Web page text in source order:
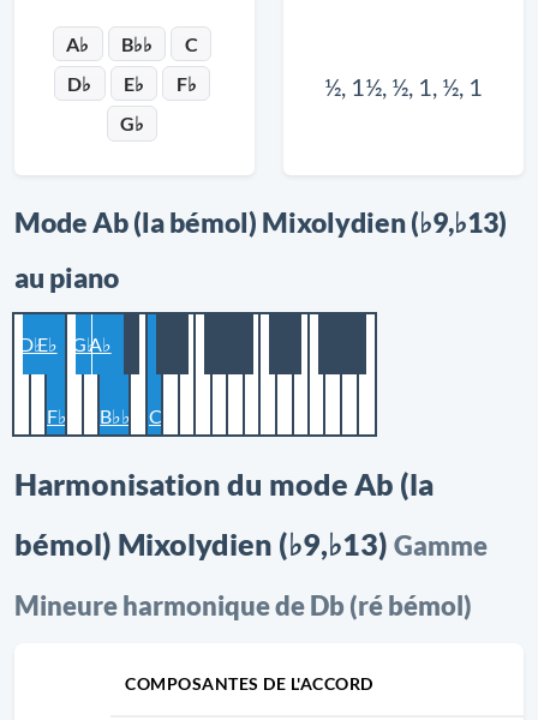
A♭ B♭♭
C
D♭
E♭
F♭
G♭
½, 1½, ½, 1, ½, 1
Mode Ab (la bémol) Mixolydien (♭9,♭13)
au piano
D♭E♭
F♭
G♭A♭
B♭♭ C
Harmonisation du mode Ab (la
bémol) Mixolydien (♭9,♭13) Gamme
Mineure harmonique de Db (ré bémol)
COMPOSANTES DE L'ACCORD